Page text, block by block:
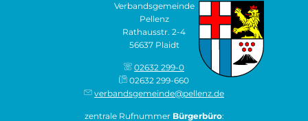
Verbandsgemeinde
Pellenz
Rathausstr. 2-4
56637 Plaidt
02632 299-0
02632 299-660
verbandsgemeinde@pellenz.de
zentrale Rufnummer Bürgerbüro: